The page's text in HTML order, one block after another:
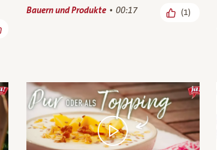
Bauern und Produkte 00:17 (1)